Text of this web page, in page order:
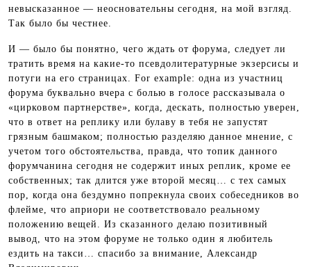
невысказанное — неосновательны сегодня, на мой взгляд.
Так было бы честнее.
И — было бы понятно, чего ждать от форума, следует ли
тратить время на какие-то псевдолитературные экзерсисы и
потуги на его страницах. For example: одна из участниц
форума буквально вчера с болью в голосе рассказывала о
«цирковом партнерстве», когда, дескать, полностью уверен,
что в ответ на реплику или булаву в тебя не запустят
грязным башмаком; полностью разделяю данное мнение, с
учетом того обстоятельства, правда, что топик данного
форумчанина сегодня не содержит иных реплик, кроме ее
собственных; так длится уже второй месяц… с тех самых
пор, когда она бездумно попрекнула своих собеседников во
флейме, что априори не соответствовало реальному
положению вещей. Из сказанного делаю позитивный
вывод, что на этом форуме не только один я любитель
ездить на такси… спасибо за внимание, Александр